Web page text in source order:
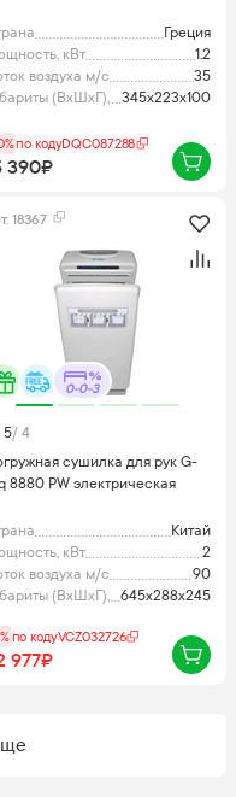
Греция
кВт
1.2
воздуха м/с
35
(ВхШхГ), мм345х223х100
по кодуDQC087288
390₽
18367
0-0-3
5/ 4
сушилка для рук G-
8880 PW электрическая
Китай
кВт
2
воздуха м/с
90
(ВхШхГ), мм645х288х245
по кодуVCZ032726
977₽